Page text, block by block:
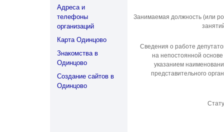
Адреса и
телефоны
организаций
Карта Одинцово
Знакомства в
Одинцово
Создание сайтов в
Одинцово
Занимаемая должность (или
Сведения о работе
на непостоянной основе
указанием
представительного